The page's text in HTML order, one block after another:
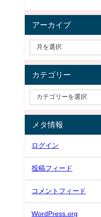
アーカイブ
カテゴリー
メタ情報
ログイン
投稿フィード
コメントフィード
WordPress.org